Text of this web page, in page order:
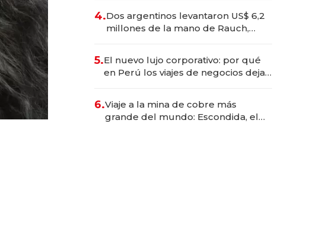
deportivo y el cuidado corporal
4.Dos argentinos levantaron US$ 6,2
millones de la mano de Rauch,
5.El nuevo lujo corporativo: por qué
en Perú los viajes de negocios dejan
6.Viaje a la mina de cobre más
grande del mundo: Escondida, el